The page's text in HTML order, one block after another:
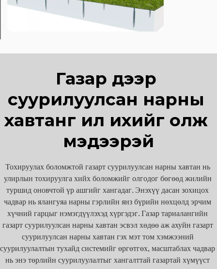
Газар дээр
суурилуулсан нарны
хавтанг илүү ихийг олж
мэдээрэй
Тохируулах боломжтой газарт суурилуулсан нарны хавтан нь
улирлын тохируулга хийх боломжийг олгодог бөгөөд жилийн
туршид оновчтой үр ашгийг хангадаг. Энэхүү дасан зохицох
чадвар нь ялангуяа нарны гэрлийн янз бүрийн нөхцөлд эрчим
хүчний гарцыг нэмэгдүүлэхэд хүргэдэг. Газар тариалангийн
газарт суурилуулсан нарны хавтан эсвэл хөдөө аж ахуйн газарт
суурилуулсан нарны хавтан гэх мэт том хэмжээний
суурилуулалтын тухайд системийг өргөтгөх, масштаблах чадвар
нь энэ төрлийн суурилуулалтыг хангалттай газартай хүмүүст